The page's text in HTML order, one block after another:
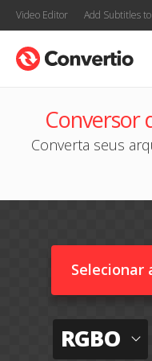
Video Editor Add Subtitles
Conversor
Converta seus
Selecionar
RGBO